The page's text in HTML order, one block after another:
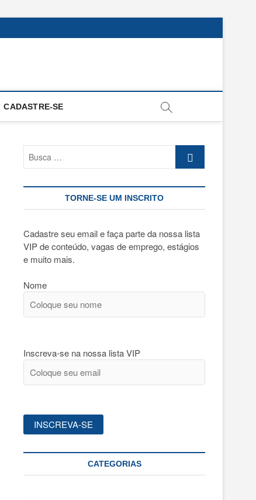
CADASTRE-SE
TORNE-SE UM INSCRITO
Cadastre seu email e faça parte da nossa lista
VIP de conteúdo, vagas de emprego, estágios
e muito mais.
Nome
Inscreva-se na nossa lista VIP
CATEGORIAS